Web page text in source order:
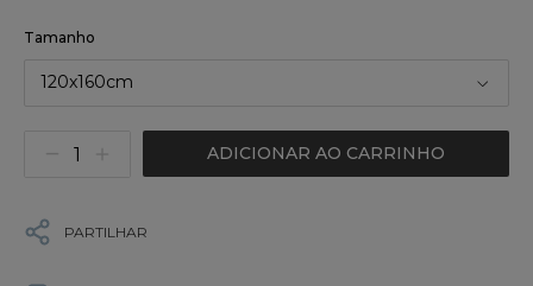
Tamanho
120x160cm
ADICIONAR AO CARRINHO
PARTILHAR